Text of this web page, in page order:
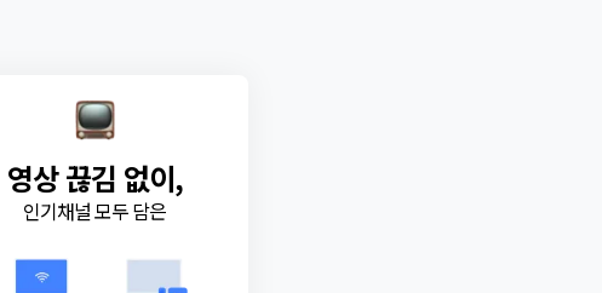
영상 끊김 없이,
인기채널 모두 담은